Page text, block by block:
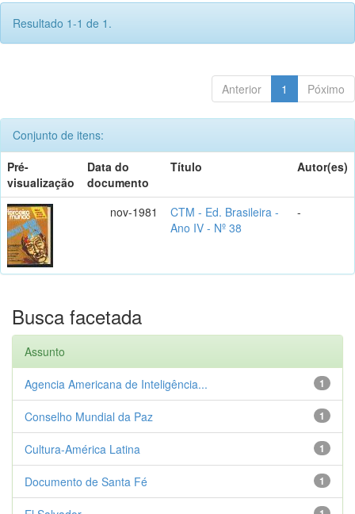
Resultado 1-1 de 1.
Anterior 1 Póximo
Conjunto de itens:
Pré-
visualização
Data do
documento
Título Autor(es)
nov-1981
CTM - Ed. Brasileira -
Ano IV - Nº 38
-
Busca facetada
Assunto
1
Agencia Americana de Inteligência...
1
Conselho Mundial da Paz
1
Cultura-América Latina
1
Documento de Santa Fé